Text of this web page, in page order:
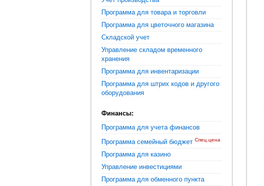
Программа для товара и торговли
Программа для цветочного магазина
Складской учет
Управление складом временного
хранения
Программа для инвентаризации
Программа для штрих кодов и другого
оборудования
Финансы:
Программа для учета финансов
Программа семейный бюджет Спец.цена
Программа для казино
Управление инвестициями
Программа для обменного пункта